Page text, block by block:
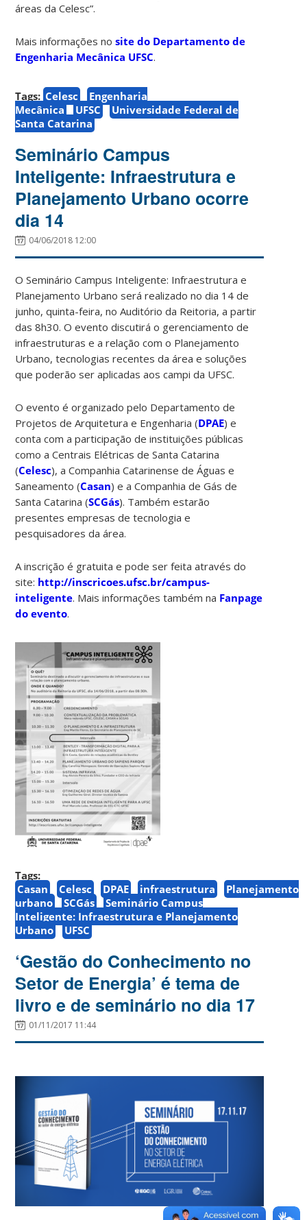
áreas da Celesc”.
Mais informações nosite do Departamento de
Engenharia Mecânica UFSC.
Tags: Celesc
Engenharia
Mecânica
UFSC
Universidade Federal de
Santa Catarina
Seminário Campus
Inteligente: Infraestrutura e
Planejamento Urbano ocorre
dia 14
04/06/2018 12:00
O Seminário Campus Inteligente: Infraestrutura e
Planejamento Urbano será realizado no dia 14 de
junho, quinta-feira, no Auditório da Reitoria, a partir
das 8h30. O evento discutirá o gerenciamento de
infraestruturas e a relação com o Planejamento
Urbano, tecnologias recentes da área e soluções
que poderão ser aplicadas aos campi da UFSC.
O evento é organizado pelo Departamento de
Projetos de Arquitetura e Engenharia (DPAE) e
conta com a participação de instituições públicas
como a Centrais Elétricas de Santa Catarina
(Celesc), a Companhia Catarinense de Águas e
Saneamento (Casan) e a Companhia de Gás de
Santa Catarina (SCGás). Também estarão
presentes empresas de tecnologia e
pesquisadores da área.
A inscrição é gratuita e pode ser feita através do
site: http://inscricoes.ufsc.br/campus-
inteligente. Mais informações também na Fanpage
do evento.
Tags:
Casan
Celesc DPAE infraestrutura
Planejamento
urbano
SCGás
Seminário Campus
Inteligente: Infraestrutura e Planejamento
Urbano
UFSC
‘Gestão do Conhecimento no
Setor de Energia’ é tema de
livro e de seminário no dia 17
01/11/2017 11:44